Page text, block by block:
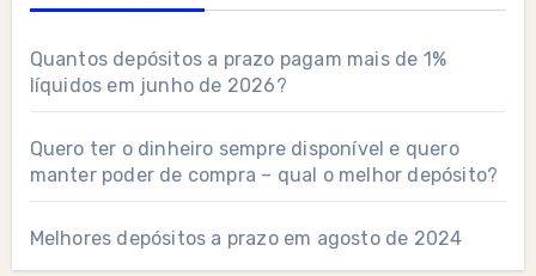
Quantos depósitos a prazo pagam mais de 1%
líquidos em junho de 2026?
Quero ter o dinheiro sempre disponível e quero
manter poder de compra – qual o melhor depósito?
Melhores depósitos a prazo em agosto de 2024